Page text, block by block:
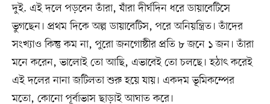
দুই. এই দলে পড়বেন তাঁরা, যাঁরা দীর্ঘদিন ধরে ডায়াবেটিসে
ভুগছেন। প্রথম দিকে অল্প ডায়াবেটিস, পরে অনিয়ন্ত্রিত। তাঁদের
সংখ্যাও কিন্তু কম না, পুরো জনগোষ্ঠীর প্রতি ৮ জনে ১ জন। তাঁরা
মনে করেন, ভালোই তো আছি, এভাবেই তো চলছে। হঠাৎ করেই
এই দলের নানা জটিলতা শুরু হয়ে যায়। একদম ভূমিকম্পের
মতো, কোনো পূর্বাভাস ছাড়াই আঘাত করে।